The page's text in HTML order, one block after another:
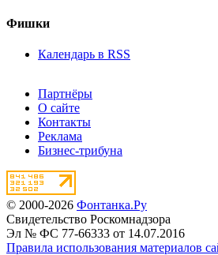
Фишки
Календарь в RSS
Партнёры
О сайте
Контакты
Реклама
Бизнес-трибуна
© 2000-2026 Фонтанка.Ру
Свидетельство Роскомнадзора
Эл № ФС 77-66333 от 14.07.2016
Правила использования материалов